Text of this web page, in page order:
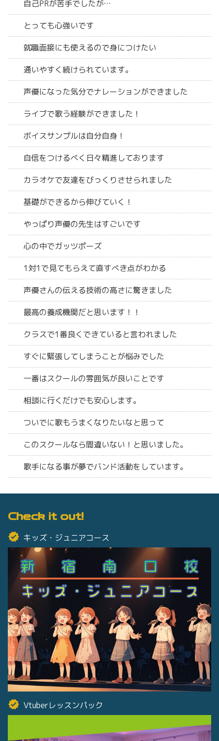
自己PRが苦手でしたが…
とっても心強いです
就職面接にも使えるので身につけたい
通いやすく続けられています。
声優になった気分でナレーションができました
ライブで歌う経験ができました！
ボイスサンプルは自分自身！
自信をつけるべく日々精進しております
カラオケで友達をびっくりさせられました
基礎ができるから伸びていく！
やっぱり声優の先生はすごいです
心の中でガッツポーズ
1対1で見てもらえて直すべき点がわかる
声優さんの伝える技術の高さに驚きました
最高の養成機関だと思います！！
クラスで1番良くできていると言われました
すぐに緊張してしまうことが悩みでした
一番はスクールの雰囲気が良いことです
相談に行くだけでも安心します。
ついでに歌もうまくなりたいなと思って
このスクールなら間違いない！と思いました。
歌手になる事が夢でバンド活動をしています。
Check it out!
キッズ・ジュニアコース
Vtuberレッスンパック